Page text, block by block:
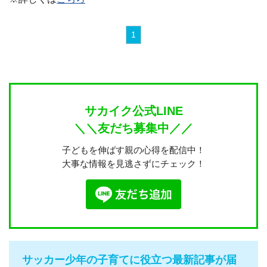
1
サカイク公式LINE
＼＼友だち募集中／／
子どもを伸ばす親の心得を配信中！
大事な情報を見逃さずにチェック！
サッカー少年の子育てに役立つ最新記事が届